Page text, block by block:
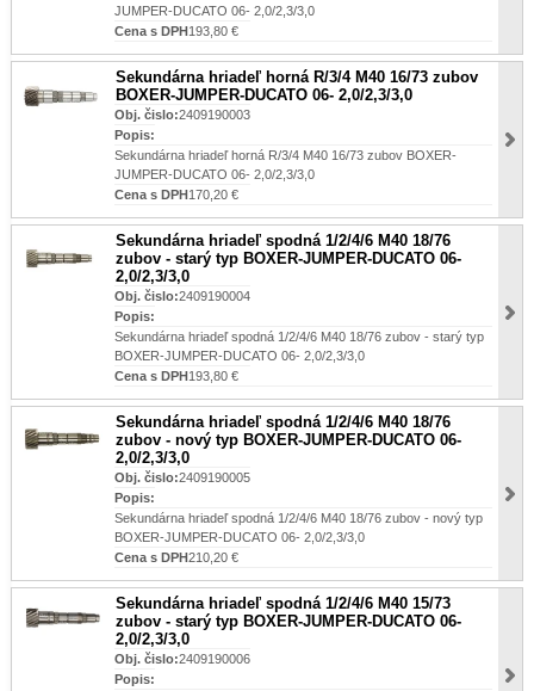
JUMPER-DUCATO 06- 2,0/2,3/3,0
Cena s DPH193,80 €
Sekundárna hriadeľ horná R/3/4 M40 16/73 zubov
BOXER-JUMPER-DUCATO 06- 2,0/2,3/3,0
Obj. čislo:2409190003
Popis:
Sekundárna hriadeľ horná R/3/4 M40 16/73 zubov BOXER-
JUMPER-DUCATO 06- 2,0/2,3/3,0
Cena s DPH170,20 €
Sekundárna hriadeľ spodná 1/2/4/6 M40 18/76
zubov - starý typ BOXER-JUMPER-DUCATO 06-
2,0/2,3/3,0
Obj. čislo:2409190004
Popis:
Sekundárna hriadeľ spodná 1/2/4/6 M40 18/76 zubov - starý typ
BOXER-JUMPER-DUCATO 06- 2,0/2,3/3,0
Cena s DPH193,80 €
Sekundárna hriadeľ spodná 1/2/4/6 M40 18/76
zubov - nový typ BOXER-JUMPER-DUCATO 06-
2,0/2,3/3,0
Obj. čislo:2409190005
Popis:
Sekundárna hriadeľ spodná 1/2/4/6 M40 18/76 zubov - nový typ
BOXER-JUMPER-DUCATO 06- 2,0/2,3/3,0
Cena s DPH210,20 €
Sekundárna hriadeľ spodná 1/2/4/6 M40 15/73
zubov - starý typ BOXER-JUMPER-DUCATO 06-
2,0/2,3/3,0
Obj. čislo:2409190006
Popis: